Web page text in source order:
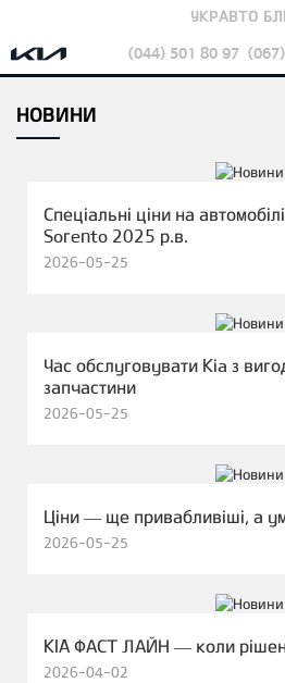
УКРАВТО
(044) 501 80 97
НОВИНИ
Спеціальні ціни на
Sorento 2025 р.в.
2026-05-25
Час обслуговувати Kia з
запчастини
2026-05-25
Ціни — ще привабливіші, а
2026-05-25
KIA ФАСТ ЛАЙН — коли
2026-04-02